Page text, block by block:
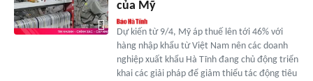
của Mỹ
Dự kiến từ 9/4, Mỹ áp thuế lên tới 46% với
hàng nhập khẩu từ Việt Nam nên các doanh
nghiệp xuất khẩu Hà Tĩnh đang chủ động triển
khai các giải pháp để giảm thiểu tác động tiêu